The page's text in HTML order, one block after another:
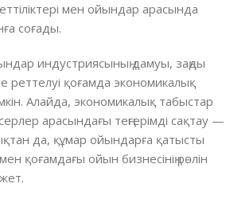
мен ойындар арасында
соғады.
индустриясының дамуы, заңды
реттелуі қоғамда экономикалық
Алайда, экономикалық табыстар
арасындағы теңгерімді сақтау —
да, құмар ойындарға қатысты
қоғамдағы ойын бизнесінің рөлін